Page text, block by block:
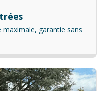
garantie sans